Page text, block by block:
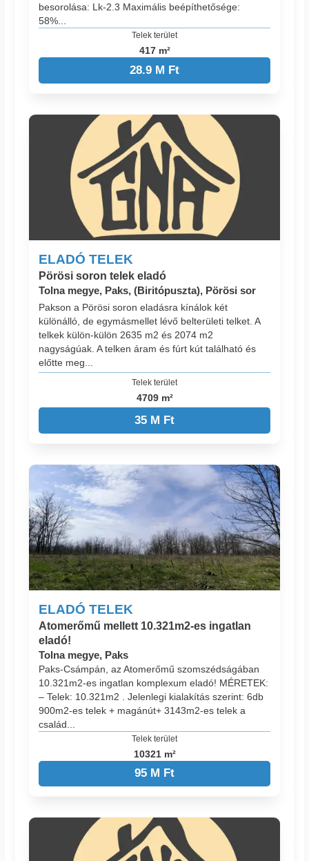
besorolása: Lk-2.3 Maximális beépíthetősége:
58%...
Telek terület
417 m²
28.9 M Ft
ELADÓ TELEK
Pörösi soron telek eladó
Tolna megye, Paks, (Biritópuszta), Pörösi sor
Pakson a Pörösi soron eladásra kínálok két
különálló, de egymásmellet lévő belterületi telket. A
telkek külön-külön 2635 m2 és 2074 m2
nagyságúak. A telken áram és fúrt kút található és
előtte meg...
Telek terület
4709 m²
35 M Ft
ELADÓ TELEK
Atomerőmű mellett 10.321m2-es ingatlan
eladó!
Tolna megye, Paks
Paks-Csámpán, az Atomerőmű szomszédságában
10.321m2-es ingatlan komplexum eladó! MÉRETEK:
– Telek: 10.321m2 . Jelenlegi kialakítás szerint: 6db
900m2-es telek + magánút+ 3143m2-es telek a
család...
Telek terület
10321 m²
95 M Ft